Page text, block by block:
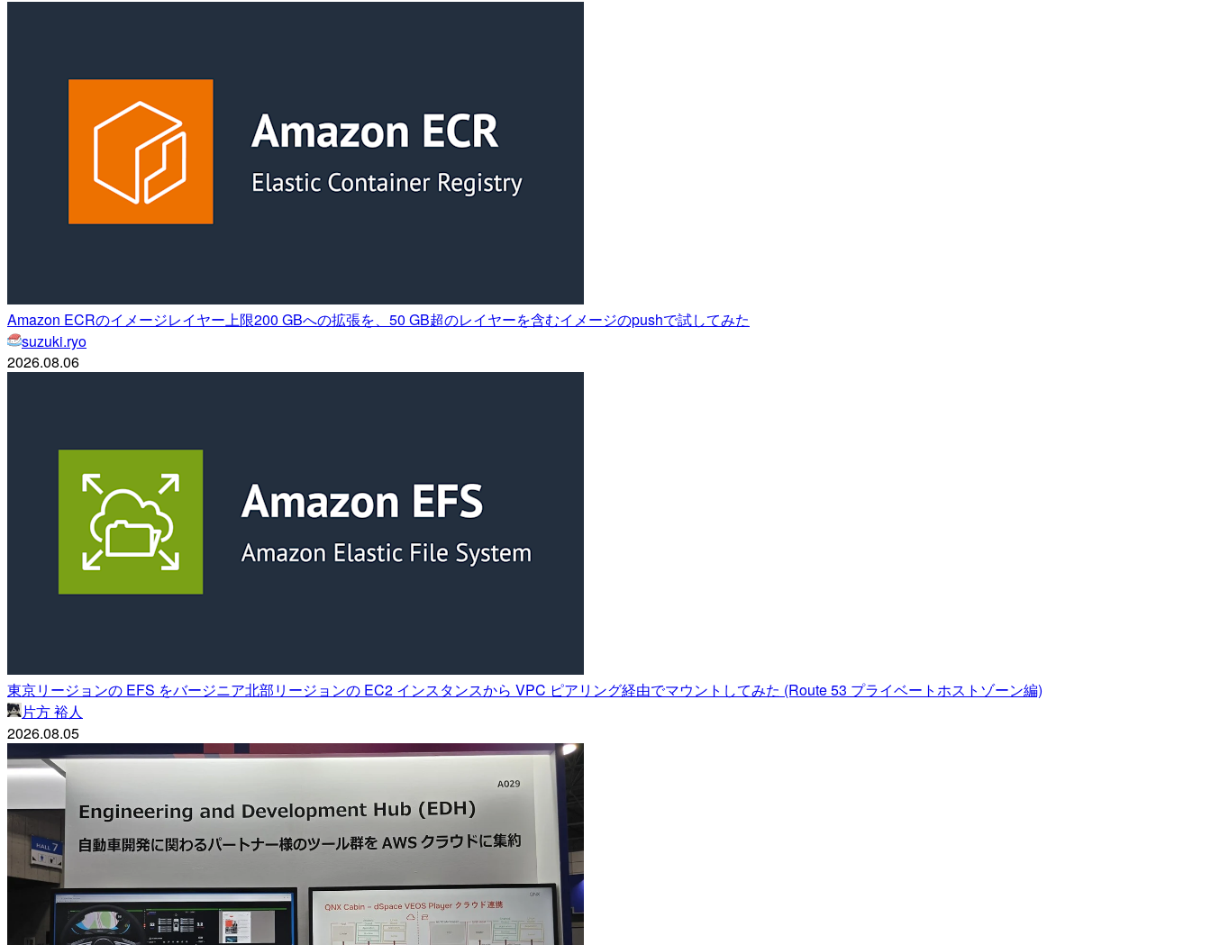
Amazon ECRのイメージレイヤー上限200 GBへの拡張を、50 GB超のレイヤーを含むイメージのpushで試してみた
suzuki.ryo
2026.08.06
東京リージョンの EFS をバージニア北部リージョンの EC2 インスタンスから VPC ピアリング経由でマウントしてみた (Route 53 プライベートホストゾーン編)
片方 裕人
2026.08.05